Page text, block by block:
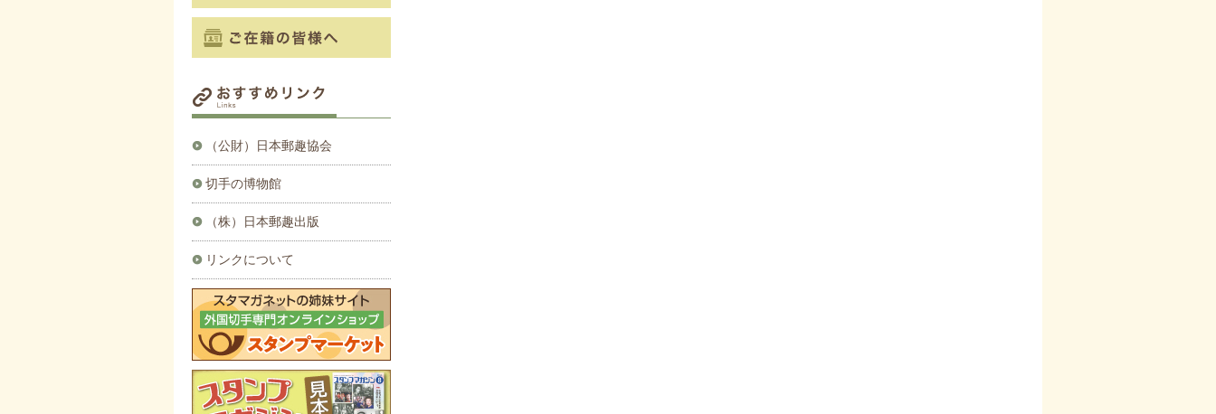
（公財）日本郵趣協会
切手の博物館
（株）日本郵趣出版
リンクについて